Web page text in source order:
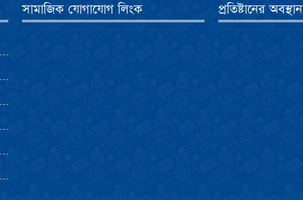
সামাজিক যোগাযোগ লিংক প্রতিষ্টানের অবস্থান